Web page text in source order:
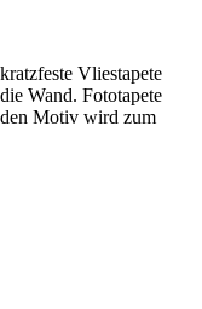
Vliestapete
Wand. Fototapete
Motiv wird zum